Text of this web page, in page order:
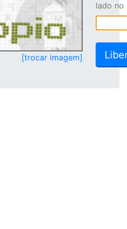
[trocar imagem]
lado no